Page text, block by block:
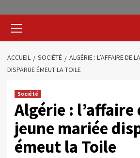
ACCUEIL SOCIÉTÉ
ALGÉRIE : L’AFFAIRE DE
DISPARUE ÉMEUT LA TOILE
Société
Algérie : l’affaire
jeune mariée
émeut la Toile